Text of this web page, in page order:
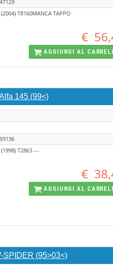
T8160MANCA TAPPO
€
AGGIUNGI AL
145 (99<)
T2863 ---
€
AGGIUNGI AL
SPIDER (95>03<)